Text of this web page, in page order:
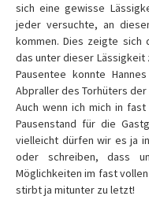
sich eine gewisse
jeder versuchte, an
kommen. Dies zeigte sich
das unter dieser Lässigkeit
Pausentee konnte
Abpraller des Torhüters
Auch wenn ich mich in
Pausenstand für die
vielleicht dürfen wir es ja
oder schreiben, dass
Möglichkeiten im fast
stirbt ja mitunter zu letzt!